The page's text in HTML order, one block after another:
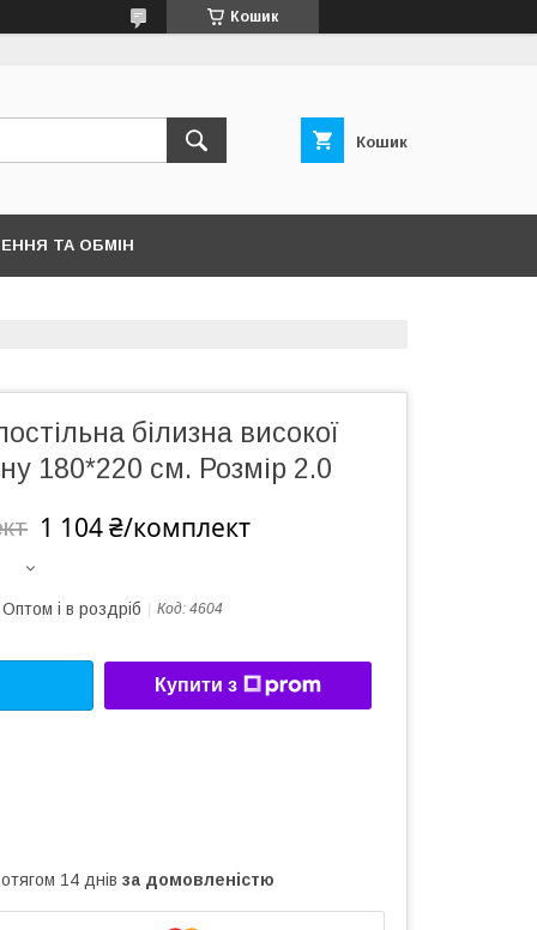
Кошик
Кошик
ТА ОБМІН
білизна високої
180*220 см. Розмір 2.0
1 104 ₴/комплект
Оптом і в роздріб Код: 4604
Купити з
14 днів за домовленістю